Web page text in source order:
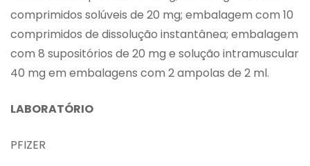
comprimidos solúveis de 20 mg; embalagem com 10
comprimidos de dissolução instantânea; embalagem
com 8 supositórios de 20 mg e solução intramuscular
40 mg em embalagens com 2 ampolas de 2 ml.
LABORATÓRIO
PFIZER